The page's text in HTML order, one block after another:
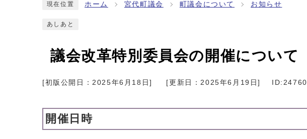
現在位置 ホーム 宮代町議会 町議会について お知らせ
あしあと
議会改革特別委員会の開催について
[初版公開日：2025年6月18日] [更新日：2025年6月19日] ID:24760
開催日時